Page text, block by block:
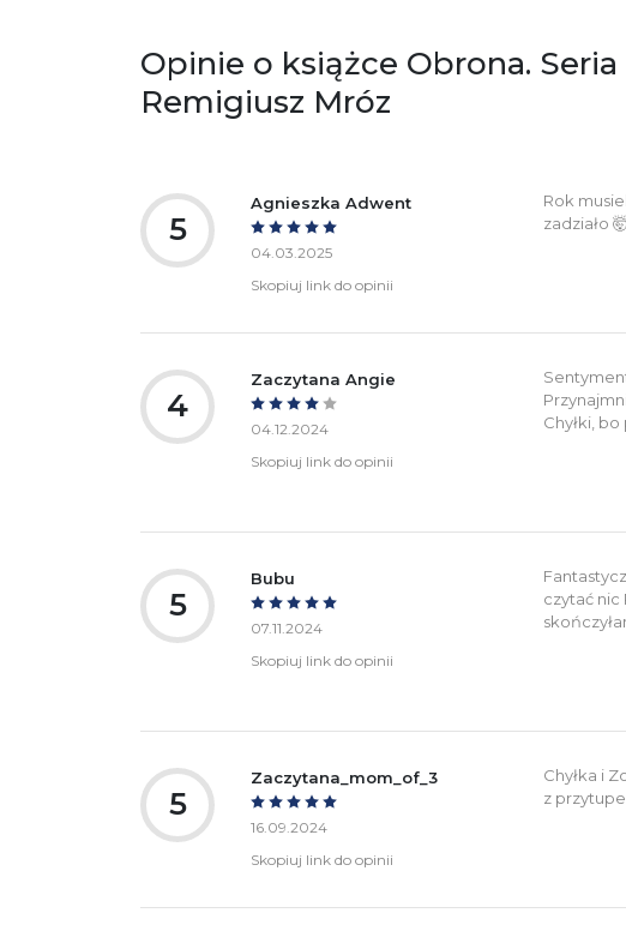
+48 61 623
Ostrzeżenia oraz informacje dotyczące
Opinie o książce Obrona. Seria
Remigiusz Mróz
5
Agnieszka Adwent
04.03.2025
Skopiuj link do opinii
Rok
zadziało
4
Zaczytana Angie
04.12.2024
Skopiuj link do opinii
Chyłki,
5
Bubu
07.11.2024
Skopiuj link do opinii
czytać nic
5
Zaczytana_mom_of_3
16.09.2024
Skopiuj link do opinii
Chyłka i
z